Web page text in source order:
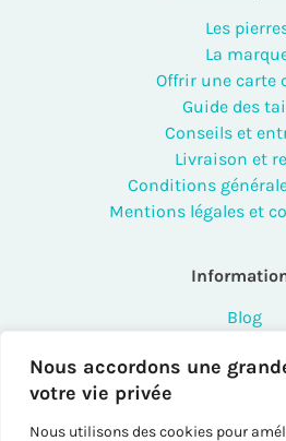
Nous accordons une
votre vie privée
Nous utilisons des cookies pour
Les
La
Offrir une carte
Guide des
Conseils et
Livraison et
Conditions
Mentions légales et
Blog
Contact
Créateurs et